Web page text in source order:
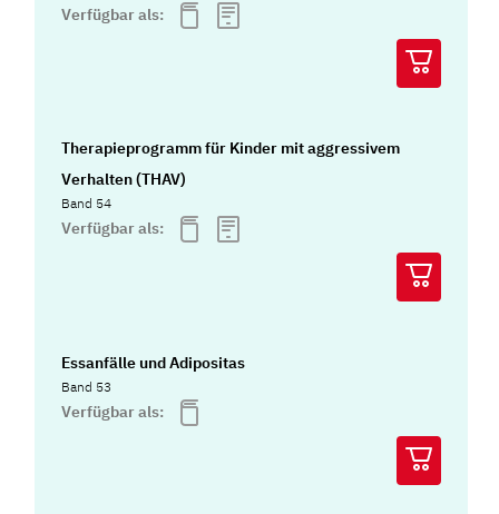
Verfügbar als:
Therapieprogramm für Kinder mit aggressivem
Verhalten (THAV)
Band 54
Verfügbar als:
Essanfälle und Adipositas
Band 53
Verfügbar als: